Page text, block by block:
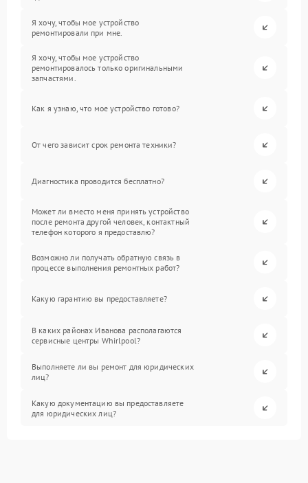
Я хочу, чтобы мое устройство
ремонтировали при мне.
Я хочу, чтобы мое устройство
ремонтировалось только оригинальными
запчастями.
Как я узнаю, что мое устройство готово?
От чего зависит срок ремонта техники?
Диагностика проводится бесплатно?
Может ли вместо меня принять устройство
после ремонта другой человек, контактный
телефон которого я предоставлю?
Возможно ли получать обратную связь в
процессе выполнения ремонтных работ?
Какую гарантию вы предоставляете?
В каких районах Иванова располагаются
сервисные центры Whirlpool?
Выполняете ли вы ремонт для юридических
лиц?
Какую документацию вы предоставляете
для юридических лиц?